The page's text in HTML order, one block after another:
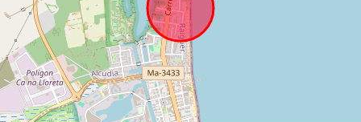
Cuevas del
Drach (km):
Playa de roca -
Alcanada (km)